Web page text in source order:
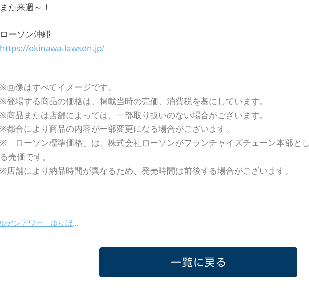
また来週～！
ローソン沖縄
https://okinawa.lawson.jp/
※画像はすべてイメージです。
※登場する商品の価格は、掲載当時の売価、消費税を基にしています。
※商品または店舗によっては、一部取り扱いのない場合がございます。
※都合により商品の内容が一部変更になる場合がございます。
※「ローソン標準価格」は、株式会社ローソンがフランチャイズチェーン本部と
る売価です。
※店舗により納品時間が異なるため、発売時間は前後する場合がございます。
FM沖縄「ゴールデンアワー」ゆりぼぶさんコラム＆ローソン川柳をご紹介♪【2025年6月】